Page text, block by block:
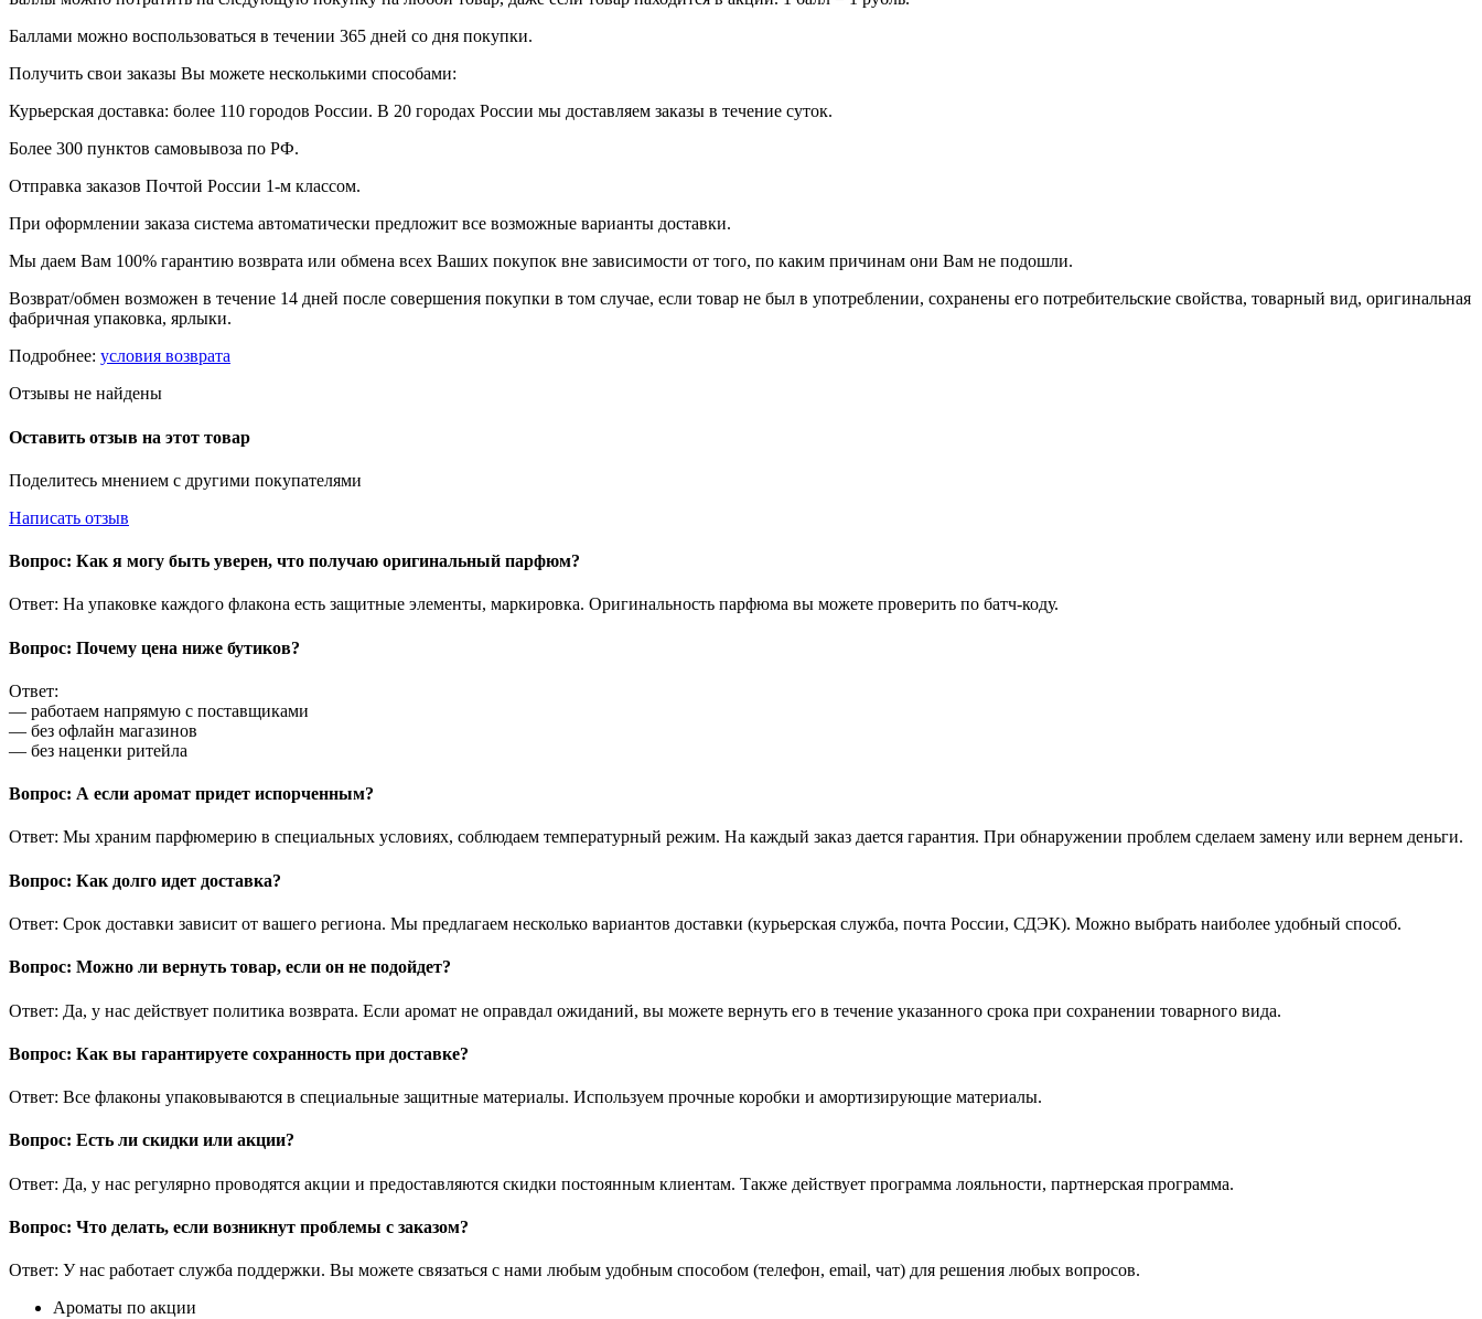
Баллами можно воспользоваться в течении 365 дней со дня покупки.
Получить свои заказы Вы можете несколькими способами:
Курьерская доставка: более 110 городов России. В 20 городах России мы доставляем заказы в течение суток.
Более 300 пунктов самовывоза по РФ.
Отправка заказов Почтой России 1-м классом.
При оформлении заказа система автоматически предложит все возможные варианты доставки.
Мы даем Вам 100% гарантию возврата или обмена всех Ваших покупок вне зависимости от того, по каким причинам они Вам не подошли.
Возврат/обмен возможен в течение 14 дней после совершения покупки в том случае, если товар не был в употреблении, сохранены его потребительские свойства, товарный вид, оригинальная
фабричная упаковка, ярлыки.
Подробнее: условия возврата
Отзывы не найдены
Оставить отзыв на этот товар
Поделитесь мнением с другими покупателями
Написать отзыв
Вопрос: Как я могу быть уверен, что получаю оригинальный парфюм?
Ответ: На упаковке каждого флакона есть защитные элементы, маркировка. Оригинальность парфюма вы можете проверить по батч-коду.
Вопрос: Почему цена ниже бутиков?
Ответ:
— работаем напрямую с поставщиками
— без офлайн магазинов
— без наценки ритейла
Вопрос: А если аромат придет испорченным?
Ответ: Мы храним парфюмерию в специальных условиях, соблюдаем температурный режим. На каждый заказ дается гарантия. При обнаружении проблем сделаем замену или вернем деньги.
Вопрос: Как долго идет доставка?
Ответ: Срок доставки зависит от вашего региона. Мы предлагаем несколько вариантов доставки (курьерская служба, почта России, СДЭК). Можно выбрать наиболее удобный способ.
Вопрос: Можно ли вернуть товар, если он не подойдет?
Ответ: Да, у нас действует политика возврата. Если аромат не оправдал ожиданий, вы можете вернуть его в течение указанного срока при сохранении товарного вида.
Вопрос: Как вы гарантируете сохранность при доставке?
Ответ: Все флаконы упаковываются в специальные защитные материалы. Используем прочные коробки и амортизирующие материалы.
Вопрос: Есть ли скидки или акции?
Ответ: Да, у нас регулярно проводятся акции и предоставляются скидки постоянным клиентам. Также действует программа лояльности, партнерская программа.
Вопрос: Что делать, если возникнут проблемы с заказом?
Ответ: У нас работает служба поддержки. Вы можете связаться с нами любым удобным способом (телефон, email, чат) для решения любых вопросов.
Ароматы по акции